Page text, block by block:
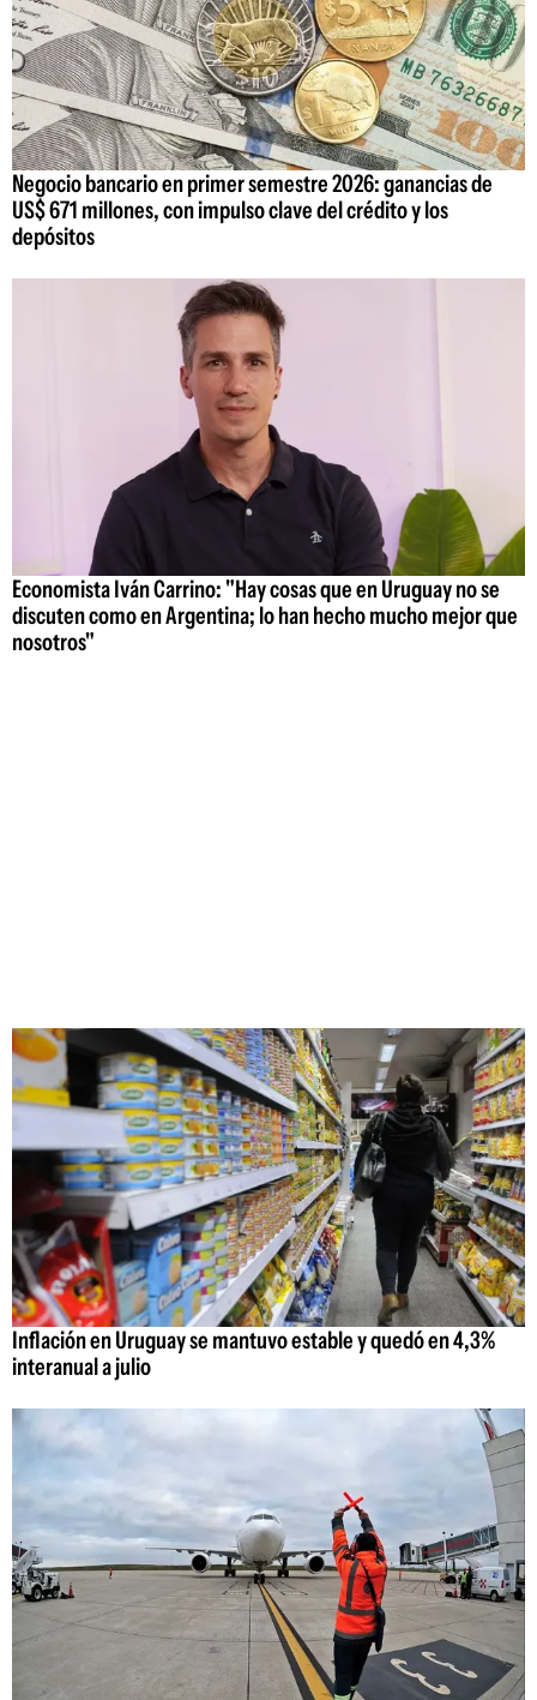
Negocio bancario en primer semestre 2026: ganancias de
US$ 671 millones, con impulso clave del crédito y los
depósitos
Economista Iván Carrino: "Hay cosas que en Uruguay no se
discuten como en Argentina; lo han hecho mucho mejor que
nosotros"
Inflación en Uruguay se mantuvo estable y quedó en 4,3%
interanual a julio